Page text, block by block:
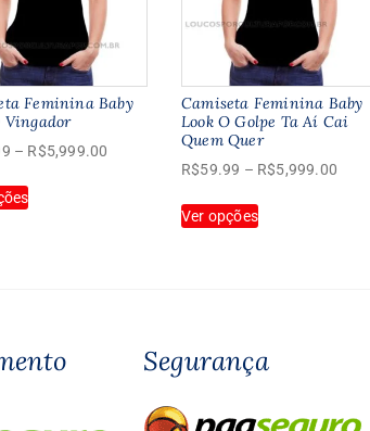
Feminina Baby
Vingador
– R$5,999.00
Este
produto
podem
ser
Camiseta Feminina Baby
Look O Golpe Ta Aí Cai
Quem Quer
R$59.99 – R$5,999.00
Ver opções
Este
produto
podem
escolhidas
Segurança